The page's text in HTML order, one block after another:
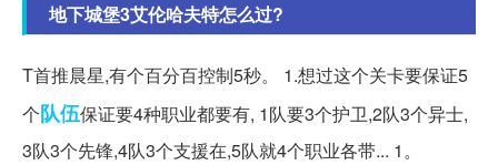
地下城堡3艾伦哈夫特怎么过?
T首推晨星,有个百分百控制5秒。 1.想过这个关卡要保证5
个队伍保证要4种职业都要有, 1队要3个护卫,2队3个异士,
3队3个先锋,4队3个支援在,5队就4个职业各带... 1。